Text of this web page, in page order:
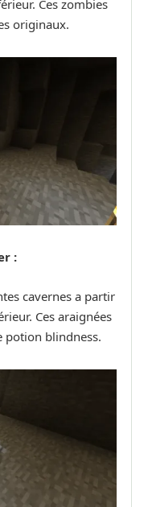
Ces zombies
originaux.
:
cavernes a partir
Ces araignées
potion blindness.